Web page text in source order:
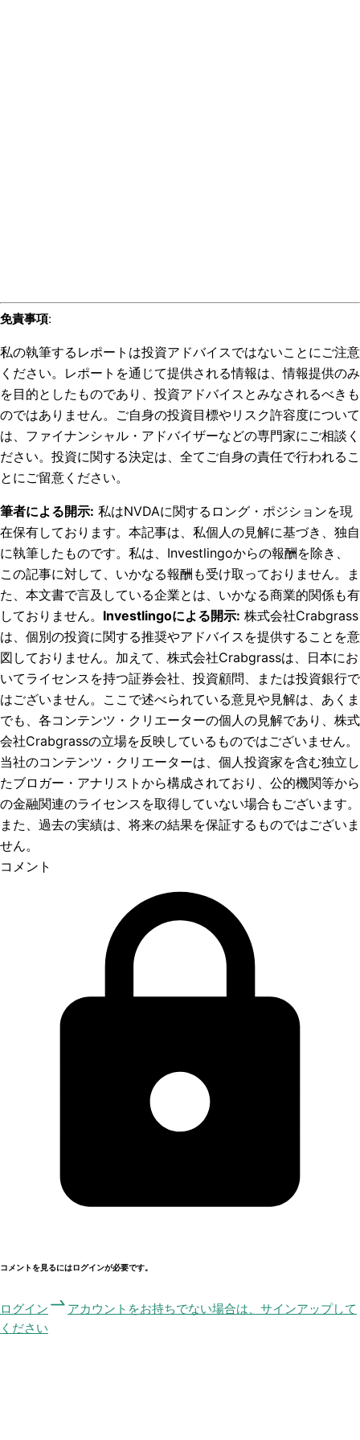
免責事項:
私の執筆するレポートは投資アドバイスではないことにご注意
ください。レポートを通じて提供される情報は、情報提供のみ
を目的としたものであり、投資アドバイスとみなされるべきも
のではありません。ご自身の投資目標やリスク許容度について
は、ファイナンシャル・アドバイザーなどの専門家にご相談く
ださい。投資に関する決定は、全てご自身の責任で行われるこ
とにご留意ください。
筆者による開示: 私はNVDAに関するロング・ポジションを現
在保有しております。 本記事は、私個人の見解に基づき、独自
に執筆したものです。私は、Investlingoからの報酬を除き、
この記事に対して、いかなる報酬も受け取っておりません。ま
た、本文書で言及している企業とは、いかなる商業的関係も有
しておりません。 Investlingoによる開示: 株式会社Crabgrass
は、個別の投資に関する推奨やアドバイスを提供することを意
図しておりません。加えて、株式会社Crabgrassは、日本にお
いてライセンスを持つ証券会社、投資顧問、または投資銀行で
はございません。ここで述べられている意見や見解は、あくま
でも、各コンテンツ・クリエーターの個人の見解であり、株式
会社Crabgrassの立場を反映しているものではございません。
当社のコンテンツ・クリエーターは、個人投資家を含む独立し
たブロガー・アナリストから構成されており、公的機関等から
の金融関連のライセンスを取得していない場合もございます。
また、過去の実績は、将来の結果を保証するものではございま
せん。
コメント
コメントを見るにはログインが必要です。
ログイン
アカウントをお持ちでない場合は、サインアップして
ください